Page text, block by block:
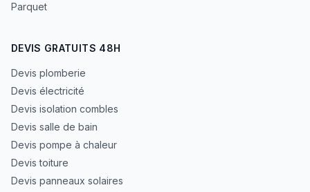
Parquet
DEVIS GRATUITS 48H
Devis plomberie
Devis électricité
Devis isolation combles
Devis salle de bain
Devis pompe à chaleur
Devis toiture
Devis panneaux solaires